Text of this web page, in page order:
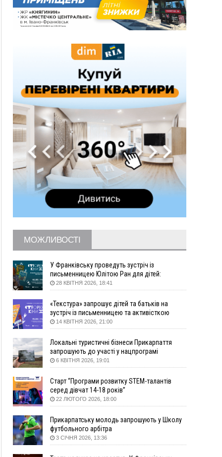
13:30
ФОТО На Калущині розшукали чоловіка, який
три дні блукав у лісі
13:14
Боднар розповів про реакцію влади Польщі
"Едельвейси" щемливо привітали рідну
Коломию з Днем міста
Вчора у Франківську, Коломиї, Долині та
Яремче зафіксували рекордну спеку
11:45
У Надвірній п'яна жінка побила малолітнього
хлопчика: суд призначив штраф і 30 тисяч
компенсації
11:17
У басейні Дністра встановилася гідрологічна
посуха - рівні води наблизилися до найнижчих
показників
11:09
У Бурштині поблизу АЗС сталася масова бійка,
поліція з'ясовує обставини
ФОП із Житомира після купівлі права
вимоги за 120 тисяч позивається до
Франківська на понад 20 млн грн
збирання ягід
Вчора
19:52
У Франківську вперше прооперували немовля
без відкритої операції
пошукового загону "Плацдарм" Олексій Юков
18:11
СБС за дві доби уразили 13 енергооб'єктів на
окупованих територіях
17:20
Українці подали рекордну кількість заяв до
університетів. Які спеціальності обирають
16:43
Зарплати на Прикарпатті за місяць зросли на
16:14
Франківець, який стріляв біля АЗС, вийшов під
заставу та був повторно затриманий
15:54
Прикарпатець прийшов у Пенсійний та заявив
поліції про гранату, бо йому не нарахували
пенсію
14:59
У Болгарії затримали прикарпатця, який
МОЖЛИВОСТІ
У Франківську проведуть зустріч із
письменницею Юлітою Ран для дітей:
говоритимуть про серію книг про Мавку
28 КВІТНЯ 2026, 18:41
«Текстура» запрошує дітей та батьків на
зустріч із письменницею та активісткою
Анною Повх
14 КВІТНЯ 2026, 21:00
Локальні туристичні бізнеси Прикарпаття
запрошують до участі у нацпрограмі
«Подорож до себе»
6 КВІТНЯ 2026, 19:01
Старт “Програми розвитку STEM-талантів
серед дівчат 14-18 років”
22 ЛЮТОГО 2026, 18:00
Прикарпатську молодь запрошують у Школу
футбольного арбітра
3 СІЧНЯ 2026, 13:36